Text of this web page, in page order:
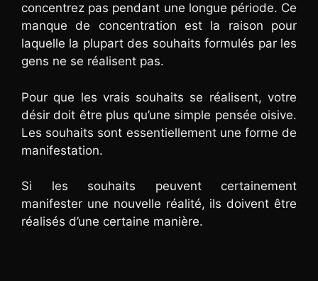
concentrez pas pendant une longue période. Ce
manque de concentration est la raison pour
laquelle la plupart des souhaits formulés par les
gens ne se réalisent pas.
Pour que les vrais souhaits se réalisent, votre
désir doit être plus qu’une simple pensée oisive.
Les souhaits sont essentiellement une forme de
manifestation.
Si les souhaits peuvent certainement
manifester une nouvelle réalité, ils doivent être
réalisés d’une certaine manière.